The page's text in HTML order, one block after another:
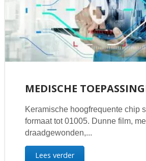
MEDISCHE
Keramische hoogfrequente chip
formaat tot 01005. Dunne film,
draadgewonden,...
Lees verder